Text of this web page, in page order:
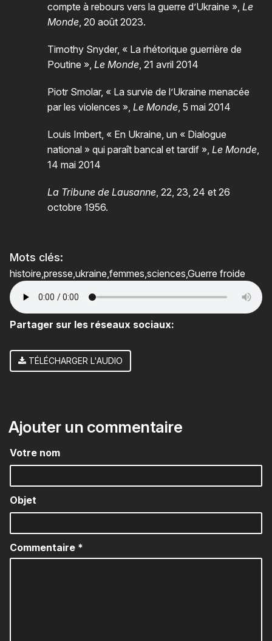
compte à rebours vers la guerre d’Ukraine », Le
Monde, 20 août 2023.
Timothy Snyder, « La rhétorique guerrière de
Poutine », Le Monde, 21 avril 2014
Piotr Smolar, « La survie de l’Ukraine menacée
par les violences », Le Monde, 5 mai 2014
Louis Imbert, « En Ukraine, un « Dialogue
national » qui paraît bancal et tardif », Le Monde,
14 mai 2014
La Tribune de Lausanne, 22, 23, 24 et 26
octobre 1956.
Mots clés:
histoire presse ukraine femmes sciences Guerre froide
Partager sur les réseaux sociaux:
TÉLÉCHARGER L'AUDIO
Ajouter un commentaire
Votre nom
Objet
Commentaire *